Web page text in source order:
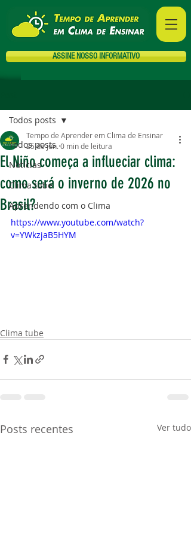
ASSINE NOSSO INFORMATIVO
Todos posts
Notícias
Clima tube
Aprendendo com o Clima
Todos posts
El Niño começa a influeciar clima:
como será o inverno de 2026 no
Brasil?
Tempo de Aprender em Clima de Ensinar
25 de jun. 0 min de leitura
https://www.youtube.com/watch?
v=YWkzjaB5HYM
Clima tube
Posts recentes Ver tudo